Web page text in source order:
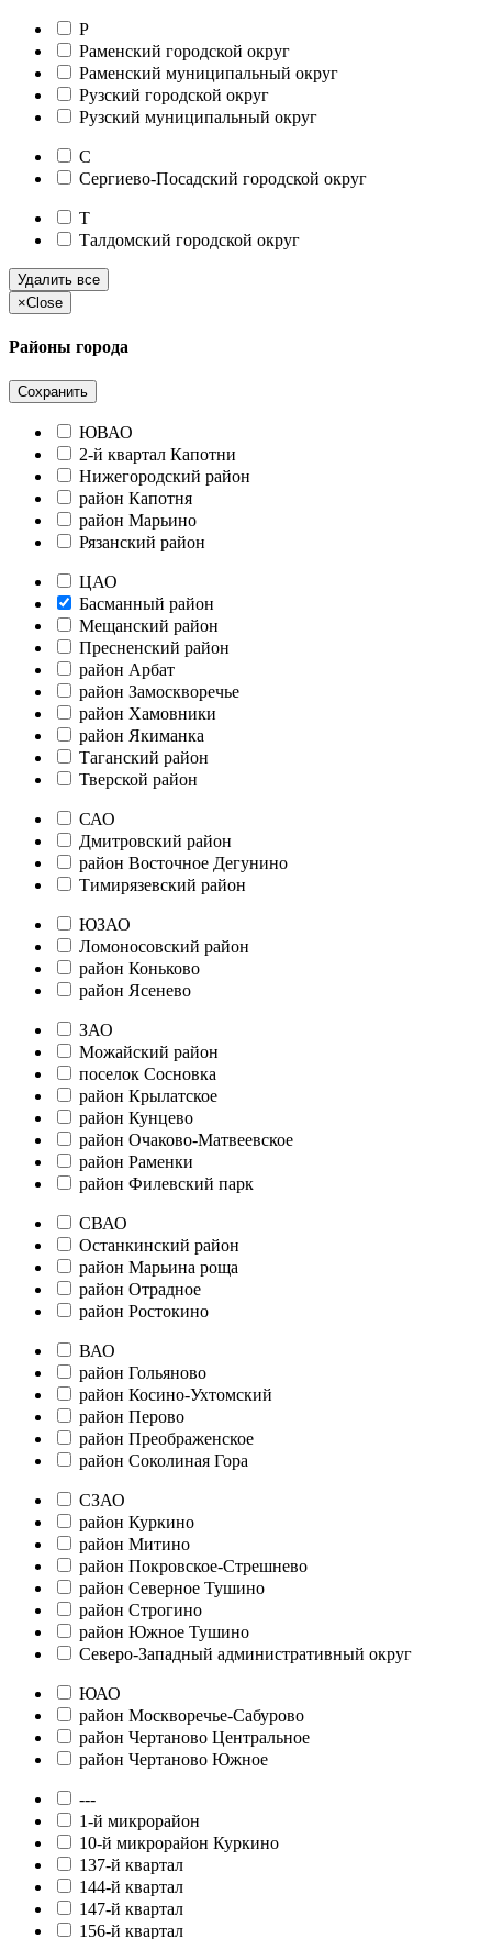
Р
Раменский городской округ
Раменский муниципальный округ
Рузский городской округ
Рузский муниципальный округ
С
Сергиево-Посадский городской округ
Т
Талдомский городской округ
Удалить все
×Close
Районы города
Сохранить
ЮВАО
2-й квартал Капотни
Нижегородский район
район Капотня
район Марьино
Рязанский район
ЦАО
Басманный район
Мещанский район
Пресненский район
район Арбат
район Замоскворечье
район Хамовники
район Якиманка
Таганский район
Тверской район
САО
Дмитровский район
район Восточное Дегунино
Тимирязевский район
ЮЗАО
Ломоносовский район
район Коньково
район Ясенево
ЗАО
Можайский район
поселок Сосновка
район Крылатское
район Кунцево
район Очаково-Матвеевское
район Раменки
район Филевский парк
СВАО
Останкинский район
район Марьина роща
район Отрадное
район Ростокино
ВАО
район Гольяново
район Косино-Ухтомский
район Перово
район Преображенское
район Соколиная Гора
СЗАО
район Куркино
район Митино
район Покровское-Стрешнево
район Северное Тушино
район Строгино
район Южное Тушино
Северо-Западный административный округ
ЮАО
район Москворечье-Сабурово
район Чертаново Центральное
район Чертаново Южное
---
1-й микрорайон
10-й микрорайон Куркино
137-й квартал
144-й квартал
147-й квартал
156-й квартал